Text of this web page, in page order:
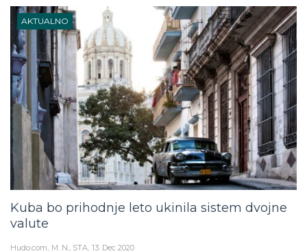
AKTUALNO
Kuba bo prihodnje leto ukinila sistem dvojne
valute
Hudo.com M. N., STA 13. Dec 2020